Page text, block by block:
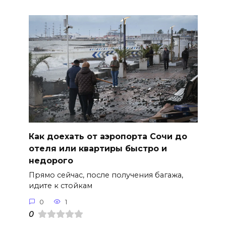
Как доехать от аэропорта Сочи до
отеля или квартиры быстро и
недорого
Прямо сейчас, после получения багажа,
идите к стойкам
0 1
0